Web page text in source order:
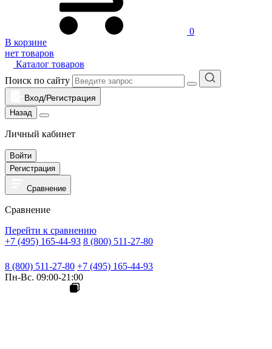
0
В корзине
нет товаров
Каталог товаров
Поиск по сайту
Вход/Регистрация
Назад
Личный кабинет
Войти
Регистрация
Сравнение
Сравнение
Перейти к сравнению
+7 (495) 165-44-93 8 (800) 511-27-80
8 (800) 511-27-80 +7 (495) 165-44-93
Пн-Вс. 09:00-21:00